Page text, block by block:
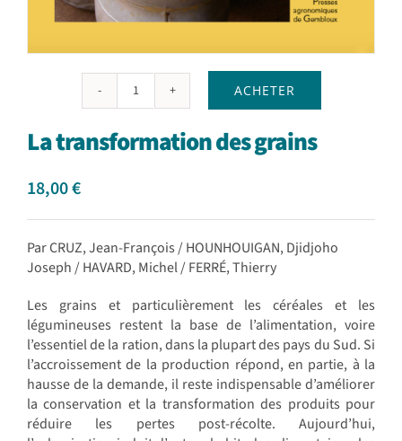
quantité
La
ACHETER
La transformation des grains
18,00€
Par CRUZ, Jean-François / HOUNHOUIGAN, Djidjoho
Joseph / HAVARD, Michel / FERRÉ, Thierry
Les grains et particulièrement les céréales et les
légumineuses restent la base de l’alimentation, voire
l’essentiel de la ration, dans la plupart des pays du Sud. Si
l’accroissement de la production répond, en partie, à la
hausse de la demande, il reste indispensable d’améliorer
la conservation et la transformation des produits pour
réduire les pertes post-récolte. Aujourd’hui,